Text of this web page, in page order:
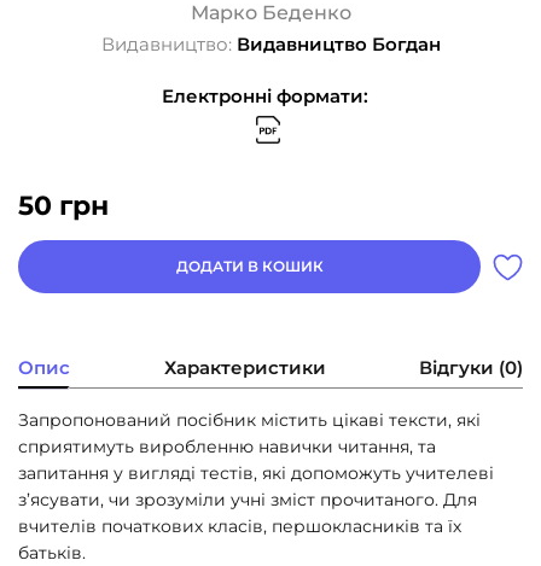
Марко Беденко
Видавництво: Видавництво Богдан
Електронні формати:
50 грн
ДОДАТИ В КОШИК
Опис Характеристики Відгуки (0)
Запропонований посібник містить цікаві тексти, які
сприятимуть виробленню навички читання, та
запитання у вигляді тестів, які допоможуть учителеві
з’ясувати, чи зрозуміли учні зміст прочитаного. Для
вчителів початкових класів, першокласників та їх
батьків.